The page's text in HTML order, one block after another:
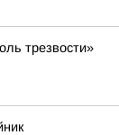
трезвости»